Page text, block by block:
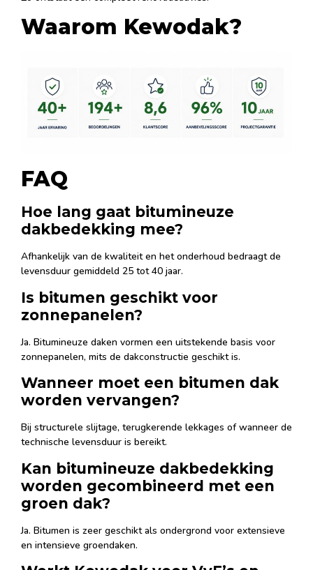
Waarom Kewodak?
FAQ
Hoe lang gaat bitumineuze
dakbedekking mee?
Afhankelijk van de kwaliteit en het onderhoud bedraagt de
levensduur gemiddeld 25 tot 40 jaar.
Is bitumen geschikt voor
zonnepanelen?
Ja. Bitumineuze daken vormen een uitstekende basis voor
zonnepanelen, mits de dakconstructie geschikt is.
Wanneer moet een bitumen dak
worden vervangen?
Bij structurele slijtage, terugkerende lekkages of wanneer de
technische levensduur is bereikt.
Kan bitumineuze dakbedekking
worden gecombineerd met een
groen dak?
Ja. Bitumen is zeer geschikt als ondergrond voor extensieve
en intensieve groendaken.